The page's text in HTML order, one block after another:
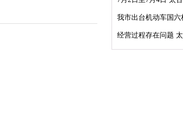
我市出台机动车国六
经营过程存在问题